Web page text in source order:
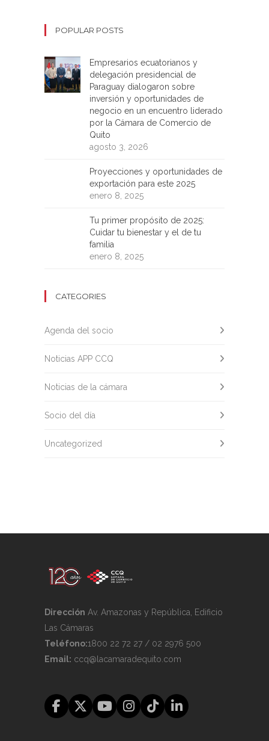
POPULAR POSTS
Empresarios ecuatorianos y
delegación presidencial de
Paraguay dialogaron sobre
inversión y oportunidades de
negocio en un encuentro liderado
por la Cámara de Comercio de
Quito
agosto 3, 2026
Proyecciones y oportunidades de
exportación para este 2025
enero 8, 2025
Tu primer propósito de 2025:
Cuidar tu bienestar y el de tu
familia
enero 8, 2025
CATEGORIES
Agenda del socio
Noticias APP CCQ
Noticias de la cámara
Socio del día
Uncategorized
Dirección Av. Amazonas y República, Edificio
Las Cámaras
Teléfono:1800 22 72 27 / 02 2976 500
Email: ccq@lacamaradequito.com